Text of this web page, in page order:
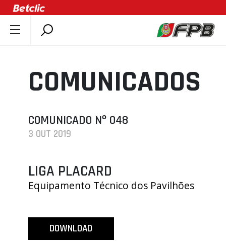
DOCUMENTOS
ÚLTIMAS
ASSOCIAÇÕES
CLUBES
AGENDA
SELEÇÕES
ÁREA TÉCNICA
PROJETOS
COMUNICADOS
COMUNICADO Nº 048
3 OUT 2019
LIGA PLACARD
Equipamento Técnico dos Pavilhões
DOWNLOAD